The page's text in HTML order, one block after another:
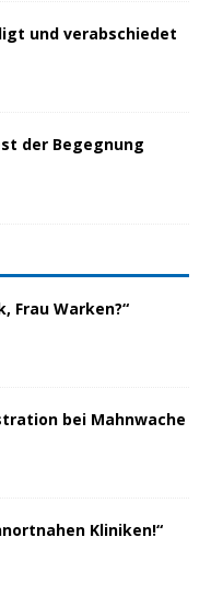
und verabschiedet
der Begegnung
Frau Warken?“
bei Mahnwache
Kliniken!“